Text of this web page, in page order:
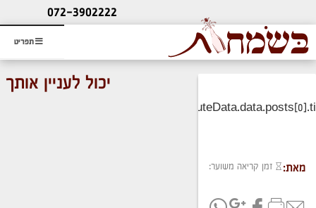
תפריט
ליעוץ חינם
והזמנת כרטיס שמחות
072-3902222
מאת: זמן קריאה משוער:
יכול לעניין אותך